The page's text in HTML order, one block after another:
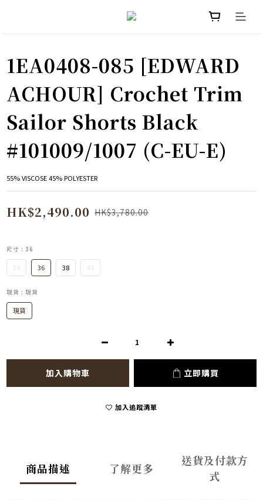
1EA0408-085 [EDWARD
ACHOUR] Crochet Trim
Sailor Shorts Black
#101009/1007 (C-EU-E)
55% VISCOSE 45% POLYESTER
HK$2,490.00 HK$3,780.00
尺寸 : 36
34 36 38 40
現貨 : 現貨
現貨
加入購物車 立即購買
加入追蹤清單
商品描述 了解更多
送貨及付款方
式